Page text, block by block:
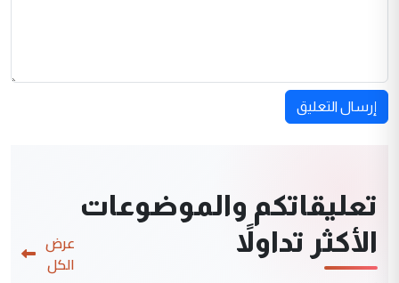
إرسال التعليق
تعليقاتكم والموضوعات
الأكثر تداولاً
عرض
الكل